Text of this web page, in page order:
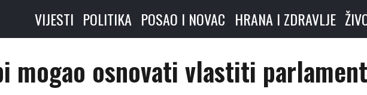
VIJESTI POLITIKA POSAO I NOVAC HRANA I ZDRAVLJE
mogao osnovati vlastiti parlament